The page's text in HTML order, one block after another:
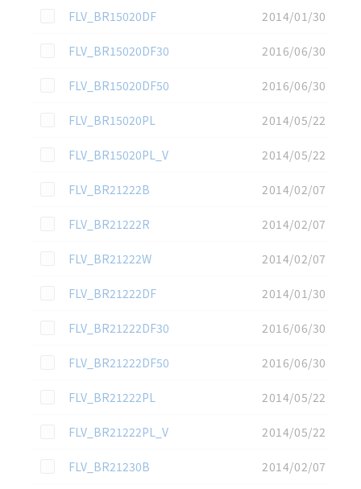
この資料を選択
FLV_BR15020DF
2014/01/30
この資料を選択
FLV_BR15020DF30
2016/06/30
この資料を選択
FLV_BR15020DF50
2016/06/30
この資料を選択
FLV_BR15020PL
2014/05/22
この資料を選択
FLV_BR15020PL_V
2014/05/22
この資料を選択
FLV_BR21222B
2014/02/07
この資料を選択
FLV_BR21222R
2014/02/07
この資料を選択
FLV_BR21222W
2014/02/07
この資料を選択
FLV_BR21222DF
2014/01/30
この資料を選択
FLV_BR21222DF30
2016/06/30
この資料を選択
FLV_BR21222DF50
2016/06/30
この資料を選択
FLV_BR21222PL
2014/05/22
この資料を選択
FLV_BR21222PL_V
2014/05/22
この資料を選択
FLV_BR21230B
2014/02/07